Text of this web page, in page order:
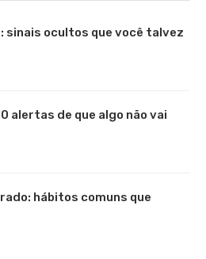
sinais ocultos que você talvez
alertas de que algo não vai
hábitos comuns que